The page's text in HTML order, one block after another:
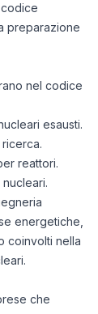
preparazione
nel codice
esausti.
reattori.
energetiche,
coinvolti nella
che